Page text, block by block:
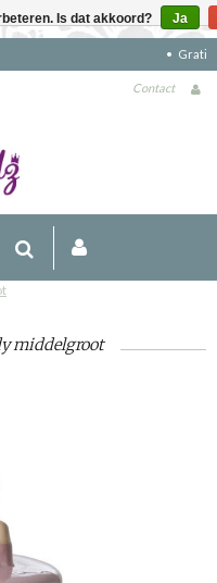
€90 (NL)
Contact
middelgroot
Is dat akkoord? Ja